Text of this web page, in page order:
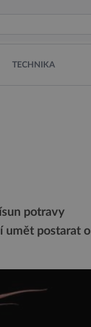
TECHNIKA
potravy
umět postarat o